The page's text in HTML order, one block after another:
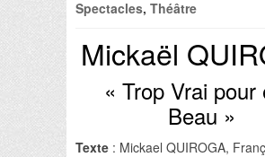
Spectacles, Théâtre
Mickaël
« Trop Vrai pour
Beau »
Texte : Mickael QUIROGA,